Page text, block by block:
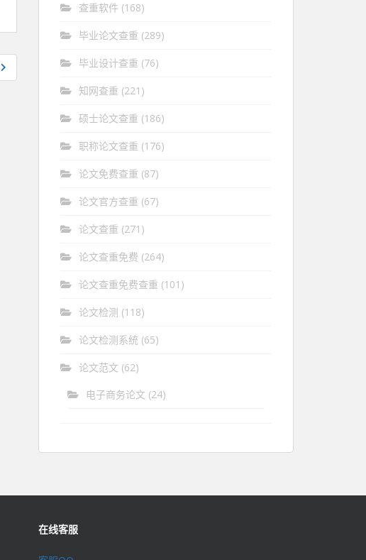
查重软件 (168)
毕业论文查重 (289)
毕业设计查重 (76)
知网查重 (221)
硕士论文查重 (186)
职称论文查重 (176)
论文免费查重 (87)
论文官方查重 (67)
论文查重 (271)
论文查重免费 (264)
论文查重免费查重 (101)
论文检测 (118)
论文检测系统 (65)
论文范文 (62)
电子商务论文 (24)
在线客服